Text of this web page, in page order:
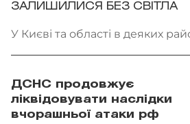
ЗАЛИШИЛИСЯ БЕЗ СВІТЛА
У Києві та області в деяких
ДСНС продовжує
ліквідовувати наслідки
вчорашньої атаки рф